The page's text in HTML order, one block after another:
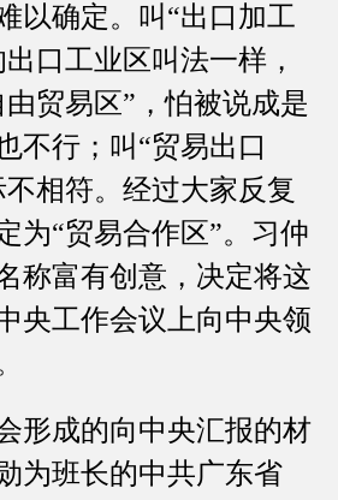
以确定。叫“出口加工
口工业区叫法一样，
贸易区”，怕被说成是
不行；叫“贸易出口
不相符。经过大家反复
为“贸易合作区”。习仲
称富有创意，决定将这
央工作会议上向中央领
成的向中央汇报的材
为班长的中共广东省